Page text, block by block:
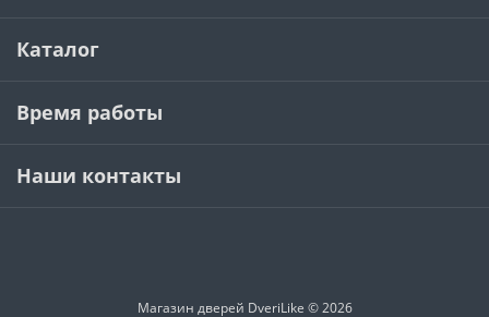
Каталог
Время работы
Наши контакты
Магазин дверей DveriLike © 2026